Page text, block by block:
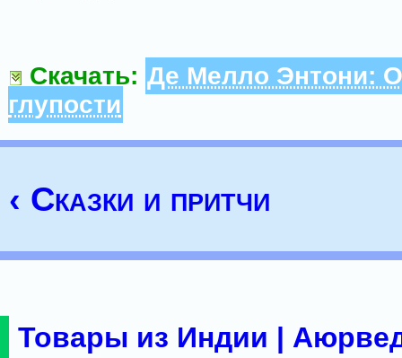
Скачать: Де Мелло Энтони:
глупости
‹ Сказки и притчи
Товары из Индии |